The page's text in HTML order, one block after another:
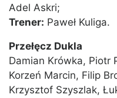
Adel Askri;
Trener: Paweł Kuliga.
Przełęcz Dukla
Damian Krówka, Piotr
Korzeń Marcin, Filip
Krzysztof Szyszlak,